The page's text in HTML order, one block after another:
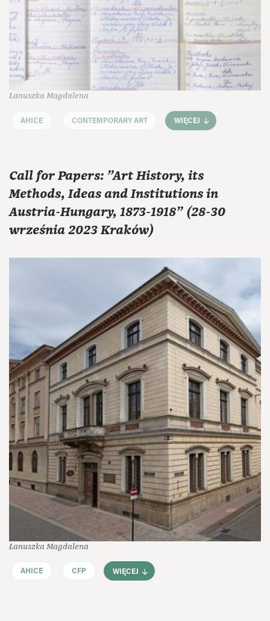
Łanuszka Magdalena
AHICE CONTEMPORARY ART WIĘCEJ
Call for Papers: "Art History, its
Methods, Ideas and Institutions in
Austria-Hungary, 1873-1918" (28-30
września 2023 Kraków)
Łanuszka Magdalena
AHICE CFP WIĘCEJ